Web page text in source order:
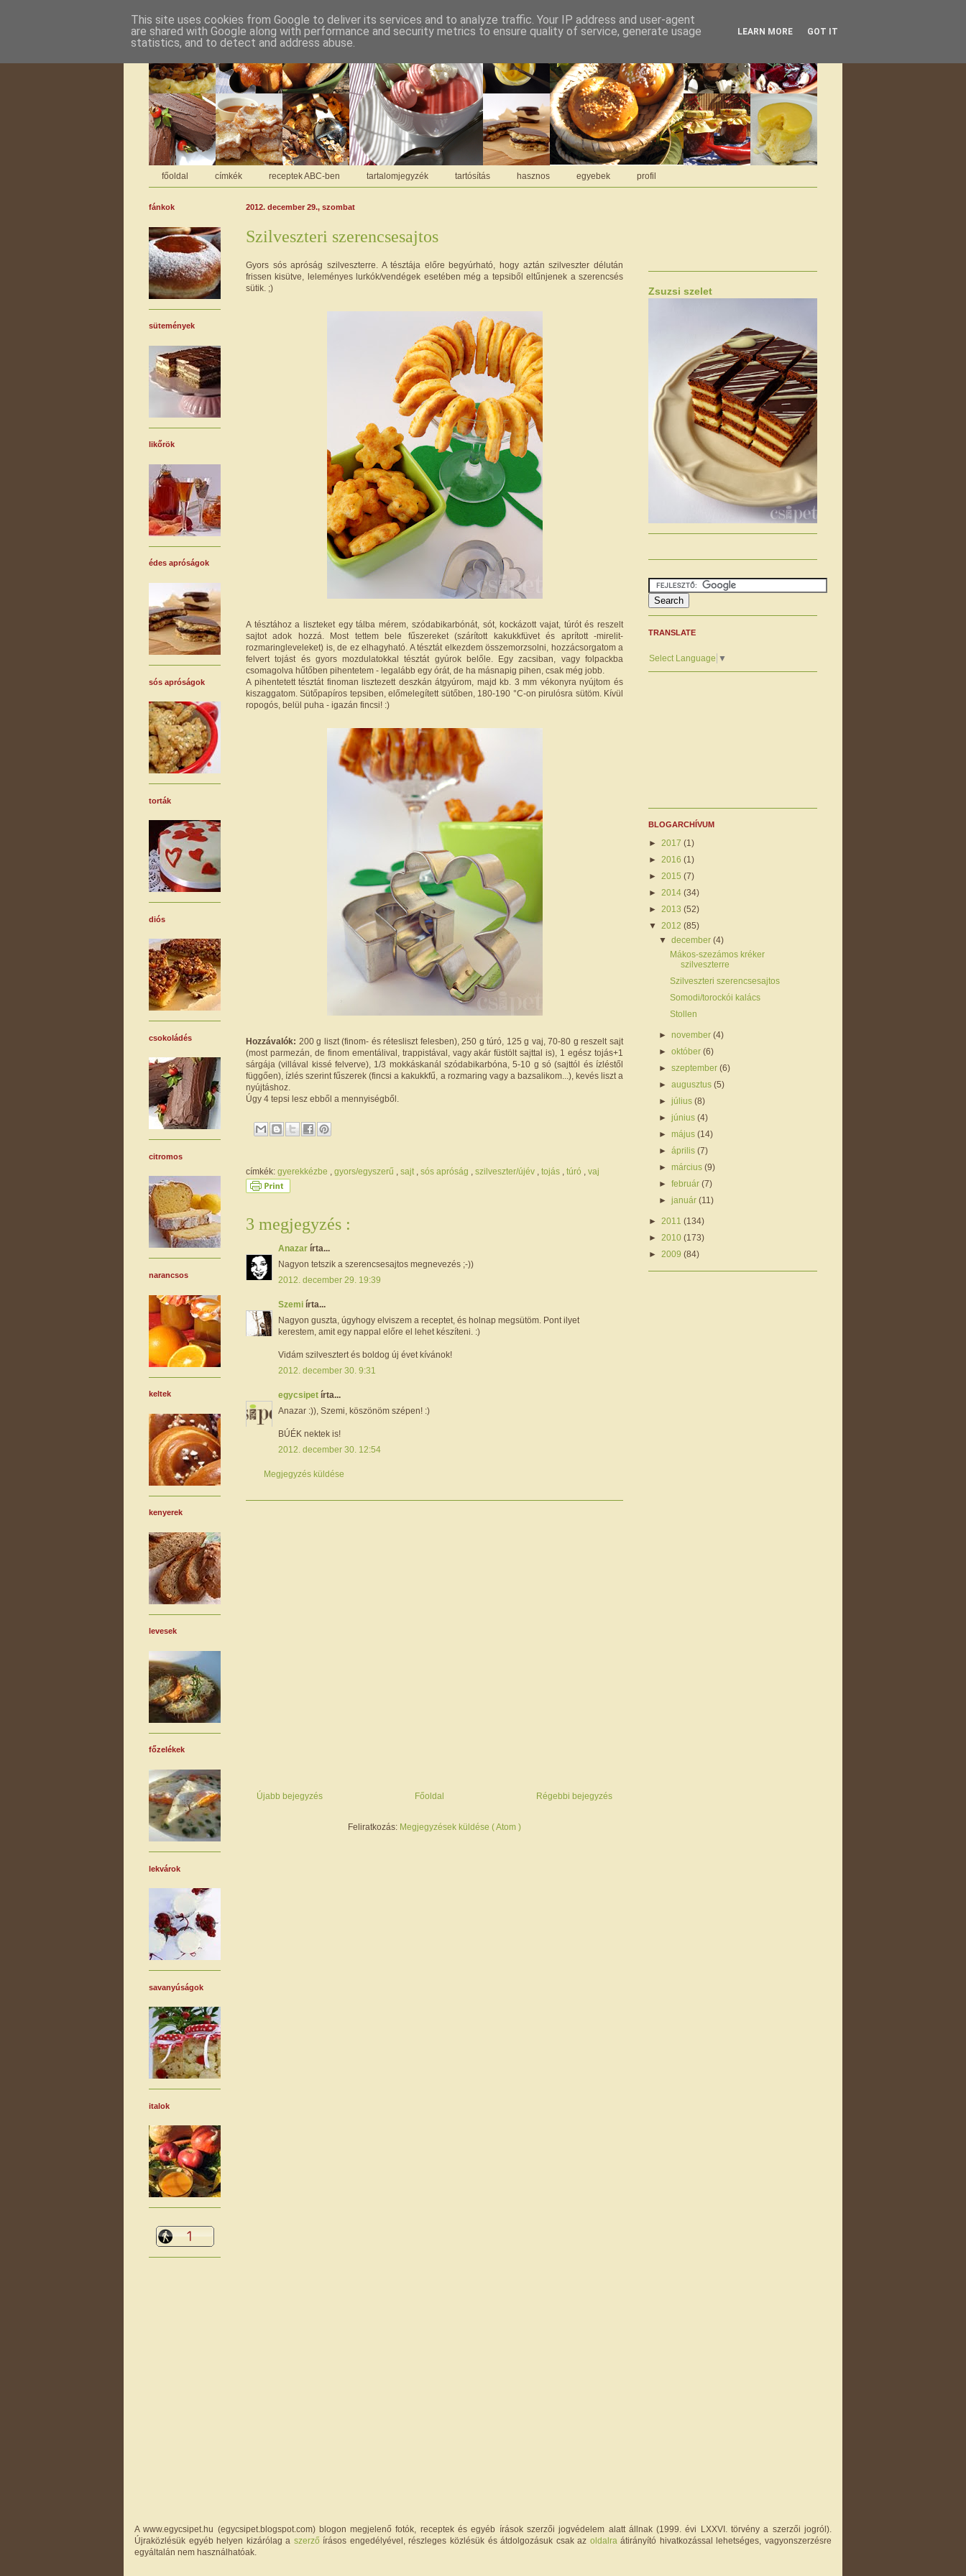
főoldal címkék receptek ABC-ben tartalomjegyzék tartósítás hasznos egyebek profil
2012. december 29., szombat
Szilveszteri szerencsesajtos
Gyors sós apróság szilveszterre. A tésztája előre begyúrható, hogy aztán szilveszter délután
frissen kisütve, leleményes lurkók/vendégek esetében még a tepsiből eltűnjenek a szerencsés
sütik. ;)
A tésztához a liszteket egy tálba mérem, szódabikarbónát, sót, kockázott vajat, túrót és reszelt
sajtot adok hozzá. Most tettem bele fűszereket (szárított kakukkfüvet és aprított -mirelit-
rozmaringleveleket) is, de ez elhagyható. A tésztát elkezdem összemorzsolni, hozzácsorgatom a
felvert tojást és gyors mozdulatokkal tésztát gyúrok belőle. Egy zacsiban, vagy folpackba
csomagolva hűtőben pihentetem - legalább egy órát, de ha másnapig pihen, csak még jobb.
A pihentetett tésztát finoman lisztezett deszkán átgyúrom, majd kb. 3 mm vékonyra nyújtom és
kiszaggatom. Sütőpapíros tepsiben, előmelegített sütőben, 180-190 °C-on pirulósra sütöm. Kívül
ropogós, belül puha - igazán fincsi! :)
Hozzávalók: 200 g liszt (finom- és rétesliszt felesben), 250 g túró, 125 g vaj, 70-80 g reszelt sajt
(most parmezán, de finom ementálival, trappistával, vagy akár füstölt sajttal is), 1 egész tojás+1
sárgája (villával kissé felverve), 1/3 mokkáskanál szódabikarbóna, 5-10 g só (sajttól és ízléstől
függően), ízlés szerint fűszerek (fincsi a kakukkfű, a rozmaring vagy a bazsalikom...), kevés liszt a
nyújtáshoz.
Úgy 4 tepsi lesz ebből a mennyiségből.
címkék: gyerekkézbe gyors/egyszerű sajt sós apróság szilveszter/újév tojás túró vaj
3 megjegyzés :
Anazar írta...
Nagyon tetszik a szerencsesajtos megnevezés ;-))
2012. december 29. 19:39
Szemi írta...
Nagyon guszta, úgyhogy elviszem a receptet, és holnap megsütöm. Pont ilyet
kerestem, amit egy nappal előre el lehet készíteni. :)
Vidám szilvesztert és boldog új évet kívánok!
2012. december 30. 9:31
egycsipet írta...
Anazar :)), Szemi, köszönöm szépen! :)
BÚÉK nektek is!
2012. december 30. 12:54
Megjegyzés küldése
Újabb bejegyzés Régebbi bejegyzés
Főoldal
Feliratkozás: Megjegyzések küldése ( Atom )
fánkok
sütemények
likőrök
édes apróságok
sós apróságok
torták
diós
csokoládés
citromos
narancsos
keltek
kenyerek
levesek
főzelékek
lekvárok
savanyúságok
italok
Zsuzsi szelet
TRANSLATE
Select Language ▼
BLOGARCHÍVUM
► 2017 (1)
► 2016 (1)
► 2015 (7)
► 2014 (34)
► 2013 (52)
▼ 2012 (85)
▼december(4)
Mákos-szezámos kréker
szilveszterre
Szilveszteri szerencsesajtos
Somodi/torockói kalács
Stollen
►november(4)
►október(6)
►szeptember(6)
►augusztus(5)
►július(8)
►június(4)
►május(14)
►április(7)
►március(9)
►február(7)
►január(11)
► 2011 (134)
► 2010 (173)
► 2009 (84)
A www.egycsipet.hu (egycsipet.blogspot.com) blogon megjelenő fotók, receptek és egyéb írások szerzői jogvédelem alatt állnak (1999. évi LXXVI. törvény a szerzői jogról).
Újraközlésük egyéb helyen kizárólag a szerző írásos engedélyével, részleges közlésük és átdolgozásuk csak az oldalraátirányító hivatkozással lehetséges, vagyonszerzésre
egyáltalán nem használhatóak.
This site uses cookies from Google to deliver its services and to analyze traffic. Your IP address and user-agent
are shared with Google along with performance and security metrics to ensure quality of service, generate usage
statistics, and to detect and address abuse.
LEARN MORE GOT IT